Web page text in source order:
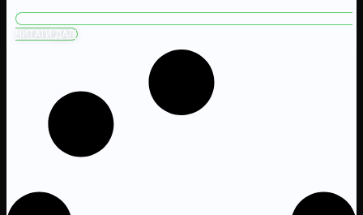
ЧИТАТИ ДАЛІ